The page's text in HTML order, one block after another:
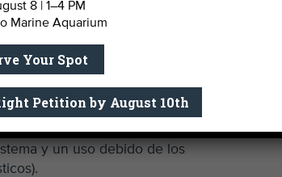
Oficina de Saneamiento. La
de millones de galones de
debe actuar deprisa para
vertidos.
y un uso debido de los
8 | 1–4 PM
Marine Aquarium
Your Spot
Petition by August 10th